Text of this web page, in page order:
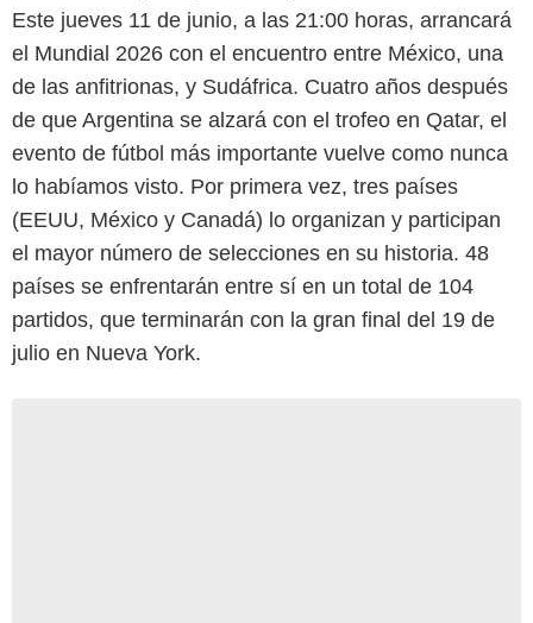
Este jueves 11 de junio, a las 21:00 horas, arrancará
el Mundial 2026 con el encuentro entre México, una
de las anfitrionas, y Sudáfrica. Cuatro años después
de que Argentina se alzará con el trofeo en Qatar, el
evento de fútbol más importante vuelve como nunca
lo habíamos visto. Por primera vez, tres países
(EEUU, México y Canadá) lo organizan y participan
el mayor número de selecciones en su historia. 48
países se enfrentarán entre sí en un total de 104
partidos, que terminarán con la gran final del 19 de
julio en Nueva York.